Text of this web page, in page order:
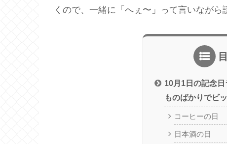
くので、一緒に「へぇ〜」って言いながら
10月1日の記念
ものばかりでビ
コーヒーの日
日本酒の日